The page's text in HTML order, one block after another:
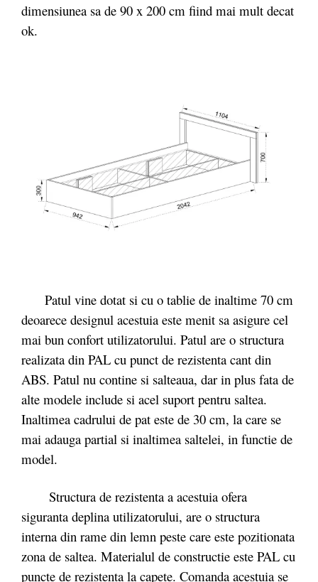
dimensiunea sa de 90 x 200 cm fiind mai mult decat
ok.
Patul vine dotat si cu o tablie de inaltime 70 cm
deoarece designul acestuia este menit sa asigure cel
mai bun confort utilizatorului. Patul are o structura
realizata din PAL cu punct de rezistenta cant din
ABS. Patul nu contine si salteaua, dar in plus fata de
alte modele include si acel suport pentru saltea.
Inaltimea cadrului de pat este de 30 cm, la care se
mai adauga partial si inaltimea saltelei, in functie de
model.
Structura de rezistenta a acestuia ofera
siguranta deplina utilizatorului, are o structura
interna din rame din lemn peste care este pozitionata
zona de saltea. Materialul de constructie este PAL cu
puncte de rezistenta la capete. Comanda acestuia se